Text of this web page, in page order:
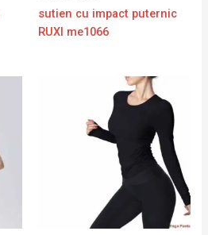
sutien cu impact puternic
RUXI me1066